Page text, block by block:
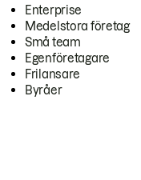
Enterprise
Medelstora företag
Små team
Egenföretagare
Frilansare
Byråer